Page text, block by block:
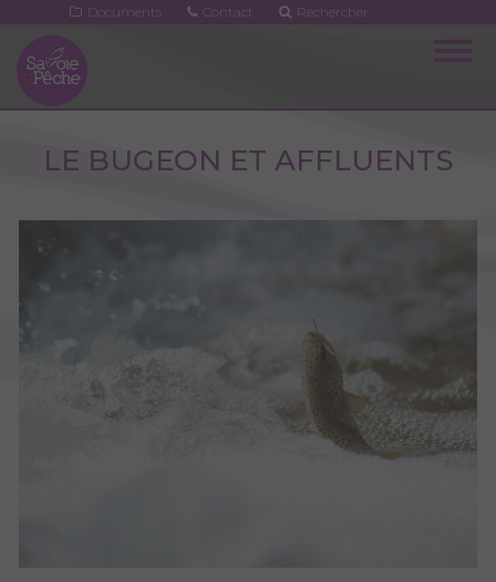
contenu
principal
Documents Contact Rechercher
LE BUGEON ET AFFLUENTS